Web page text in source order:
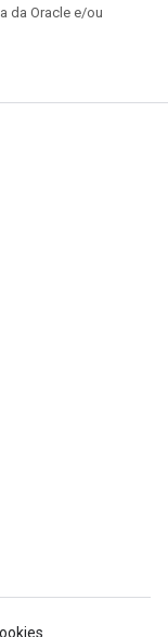
da Oracle e/ou